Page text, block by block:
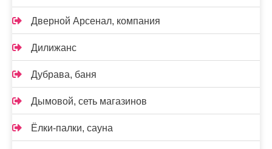
Дверной Арсенал, компания
Дилижанс
Дубрава, баня
Дымовой, сеть магазинов
Ёлки-палки, сауна